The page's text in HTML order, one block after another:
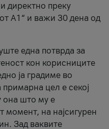
директно преку
А1“ и важи 30 дена од
една потврда за
кон корисниците
ја градиме во
цел е секој
она што му е
момент, на најсигурен
Зад ваквите